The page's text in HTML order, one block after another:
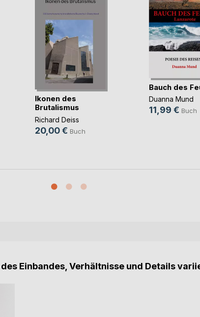
Ikonen des
Brutalismus
Richard Deiss
20,00 € Buch
Bauch des
Duanna Mund
11,99 € Buch
Einbandes, Verhältnisse und Details